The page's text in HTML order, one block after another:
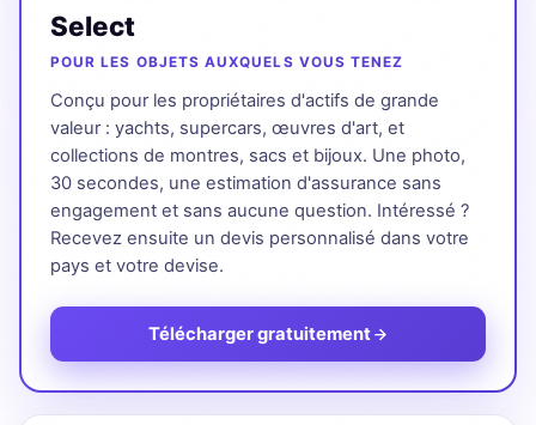
Select
POUR LES OBJETS AUXQUELS VOUS TENEZ
Conçu pour les propriétaires d'actifs de grande
valeur : yachts, supercars, œuvres d'art, et
collections de montres, sacs et bijoux. Une photo,
30 secondes, une estimation d'assurance sans
engagement et sans aucune question. Intéressé ?
Recevez ensuite un devis personnalisé dans votre
pays et votre devise.
Télécharger gratuitement